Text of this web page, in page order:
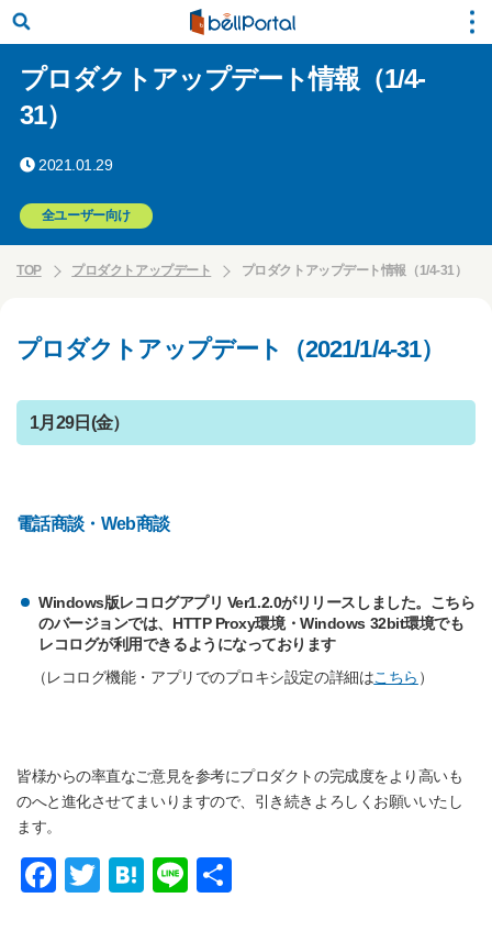
プロダクトアップデート情報（1/4-
31）
2021.01.29
全ユーザー向け
TOP プロダクトアップデート プロダクトアップデート情報（1/4-31）
プロダクトアップデート（2021/1/4-31）
1月29日(金）
電話商談・Web商談
Windows版レコログアプリ Ver1.2.0がリリースしました。こちら
のバージョンでは、HTTP Proxy環境・Windows 32bit環境でも
レコログが利用できるようになっております
（レコログ機能・アプリでのプロキシ設定の詳細はこちら ）
皆様からの率直なご意見を参考にプロダクトの完成度をより高いも
のへと進化させてまいりますので、引き続きよろしくお願いいたし
ます。
F
T
H
Li